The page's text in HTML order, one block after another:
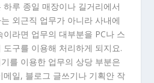
루 종일 매장이나 길거리에서
외근직 업무가 아니라 사내에
라면 업무의 대부분을 PC나 스
구를 이용해 처리하게 되지요.
를 이용한 업무의 상당 부분은
일, 블로그 글쓰기나 기획안 작